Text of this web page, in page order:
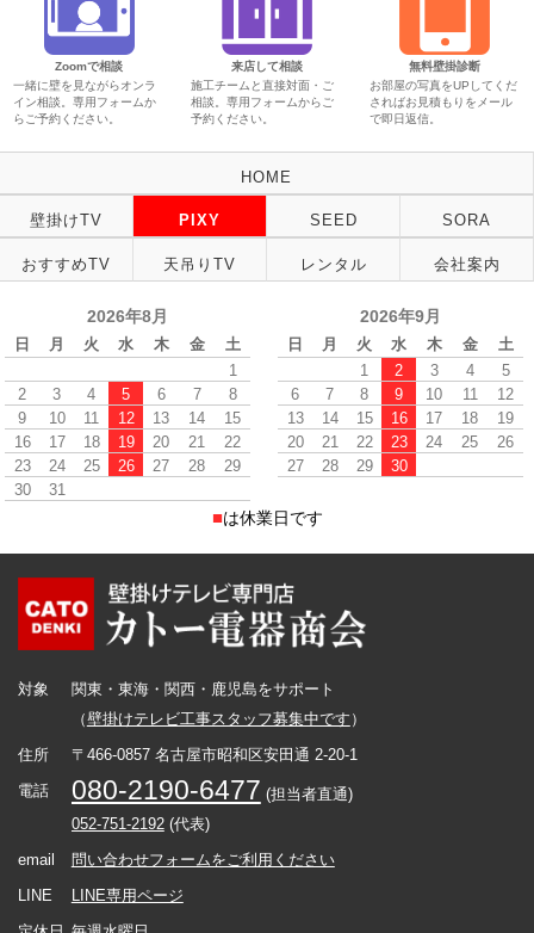
Zoomで相談
一緒に壁を見ながらオンラ
イン相談。専用フォームか
らご予約ください。
来店して相談
施工チームと直接対面・ご
相談。専用フォームからご
予約ください。
無料壁掛診断
お部屋の写真をUPしてくだ
さればお見積もりをメール
で即日返信。
HOME
壁掛けTV PIXY SEED SORA
おすすめTV 天吊りTV レンタル 会社案内
2026年8月
日 月 火 水 木 金
土
1
2
3 4 5 6 7
8
9
10 11 12 13 14
15
16
17 18 19 20 21
22
23
24 25 26 27 28
29
30
31
2026年9月
日 月 火 水 木 金
土
1
2 3 4
5
6
7 8 9 10 11
12
13
14 15 16 17 18
19
20
21 22 23 24 25
26
27
28 29 30
■は休業日です
対象
関東・東海・関西・鹿児島をサポート
（壁掛けテレビ工事スタッフ募集中です ）
住所
〒466-0857 名古屋市昭和区安田通 2-20-1
電話
080-2190-6477 (担当者直通)
052-751-2192(代表)
email
問い合わせフォームをご利用ください
LINE
LINE専用ページ